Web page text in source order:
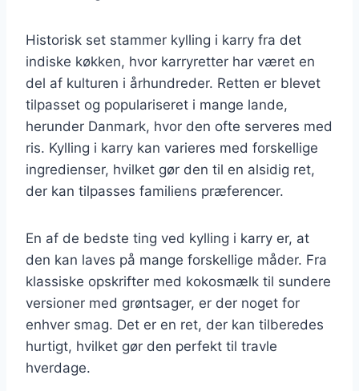
Historisk set stammer kylling i karry fra det
indiske køkken, hvor karryretter har været en
del af kulturen i århundreder. Retten er blevet
tilpasset og populariseret i mange lande,
herunder Danmark, hvor den ofte serveres med
ris. Kylling i karry kan varieres med forskellige
ingredienser, hvilket gør den til en alsidig ret,
der kan tilpasses familiens præferencer.
En af de bedste ting ved kylling i karry er, at
den kan laves på mange forskellige måder. Fra
klassiske opskrifter med kokosmælk til sundere
versioner med grøntsager, er der noget for
enhver smag. Det er en ret, der kan tilberedes
hurtigt, hvilket gør den perfekt til travle
hverdage.